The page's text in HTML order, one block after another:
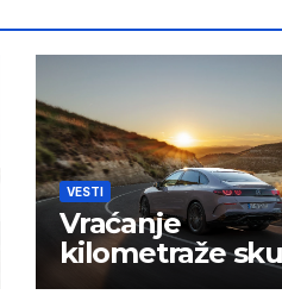
VESTI
Vraćanje
kilometraže
košta vozače u